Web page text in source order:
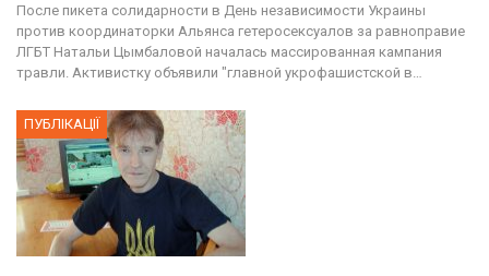
После пикета солидарности в День независимости Украины
против координаторки Альянса гетеросексуалов за равноправие
ЛГБТ Натальи Цымбаловой началась массированная кампания
травли. Активистку объявили "главной укрофашистской в…
ПУБЛІКАЦІЇ